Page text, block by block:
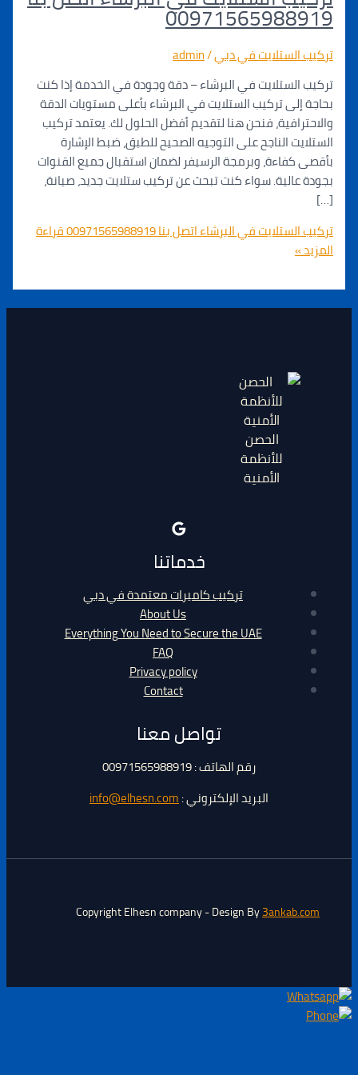
في دبي/
admin
في البرشاء – دقة وجودة في الخدمة إذا كنت
تركيب الستلايت في البرشاء بأعلى مستويات الدقة
فنحن هنا لتقديم أفضل الحلول لك. يعتمد تركيب
الناجح على التوجيه الصحيح للطبق، ضبط الإشارة
وبرمجة الرسيفر لضمان استقبال جميع القنوات
سواء كنت تبحث عن تركيب ستلايت جديد، صيانة،
في البرشاء اتصل بنا 00971565988919
قراءة
تركيب كاميرات معتمدة في دبي
Everything You Need to Secure the UAE
Privacy policy
تواصل معنا
رقم الهاتف : 00971565988919
البريد الإلكتروني :info@elhesn.com
Copyright Elhesn company - Design By